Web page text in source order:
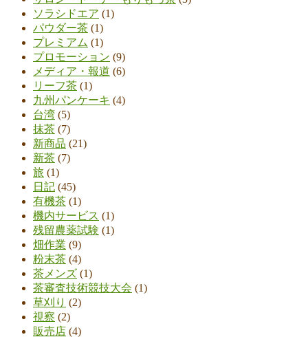
ソラシドエア (1)
パウダー茶 (1)
プレミアム (1)
プロモーション (9)
メディア・報道 (6)
リーフ茶 (1)
九州パンケーキ (4)
台湾 (5)
抹茶 (7)
新商品 (21)
新茶 (7)
旅 (1)
日記 (45)
有機茶 (1)
機内サービス (1)
残留農薬試験 (1)
畑作業 (9)
粉末茶 (4)
茶メンズ (1)
茶審査技術競技大会 (1)
草刈り (2)
視察 (2)
販売店 (4)